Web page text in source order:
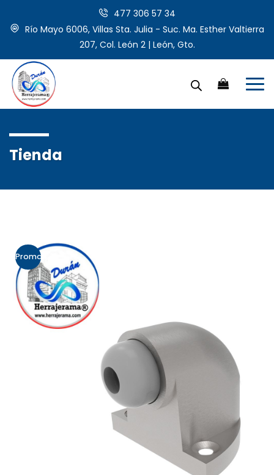
477 306 57 34
Río Mayo 6006, Villas Sta. Julia - Suc. Ma. Esther Valtierra
207, Col. León 2 | León, Gto.
Tienda
Promo!